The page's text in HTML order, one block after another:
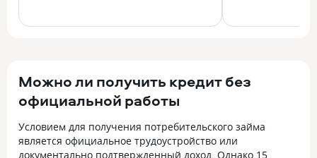
Можно ли получить кредит без
официальной работы
Условием для получения потребительского займа
является официальное трудоустройство или
документально подтвержденный доход. Однако 15